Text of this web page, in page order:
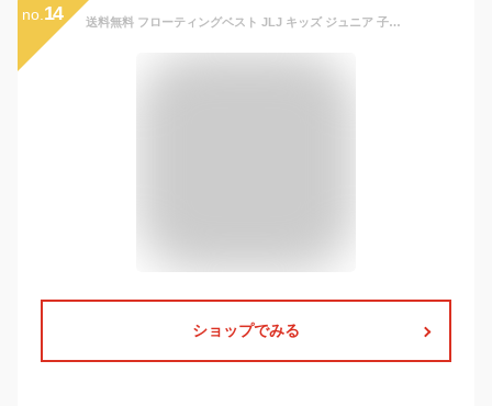
no. 14 送料無料 フローティングベスト JLJ キッズ ジュニア 子供 救命胴衣 ライフジャケット ベスト アウトドア キャンプ マリンスポーツ プール 海 釣り 川遊び 水遊び 122484
ショップでみる